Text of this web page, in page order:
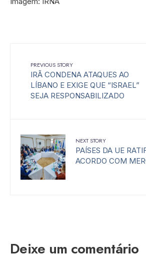
PREVIOUS STORY
IRÃ CONDENA ATAQUES AO
LÍBANO E EXIGE QUE “ISRAEL”
SEJA RESPONSABILIZADO
NEXT STORY
PAÍSES DA UE
ACORDO COM
Deixe um comentário